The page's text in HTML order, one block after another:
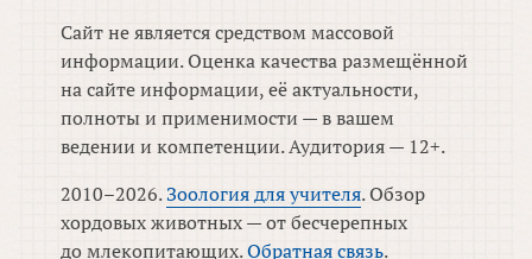
Сайт не является средством массовой
информации. Оценка качества размещённой
на сайте информации, её актуальности,
полноты и применимости — в вашем
ведении и компетенции. Аудитория — 12+.
2010–2026.Зоология для учителя. Обзор
хордовых животных — от бесчерепных
до млекопитающих.Обратная связь.